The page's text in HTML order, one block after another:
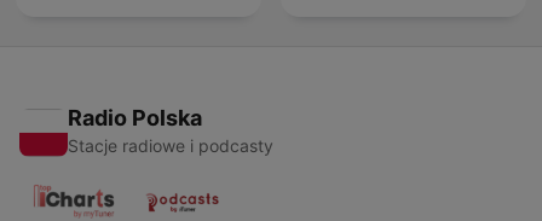
Radio Polska
Stacje radiowe i podcasty